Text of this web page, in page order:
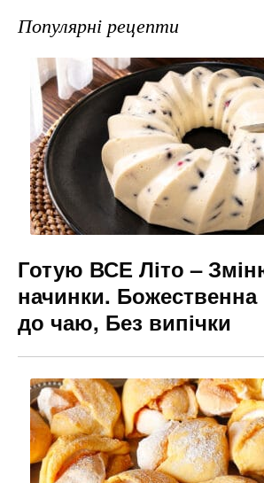
e
b
o
o
k
gr
a
m
e
n
g
er
Популярні рецепти
Готую ВСЕ Літо –
начинки. Божественна
до чаю, Без випічки